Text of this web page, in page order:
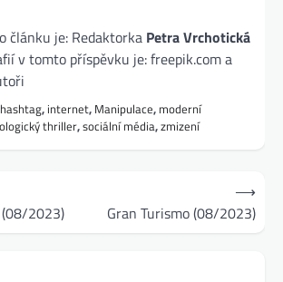
článku je: Redaktorka Petra Vrchotická
v tomto příspěvku je: freepik.com a
hashtag, internet, Manipulace, moderní
thriller,sociální média,zmizení
2023)
Gran Turismo (08/2023)
⟶